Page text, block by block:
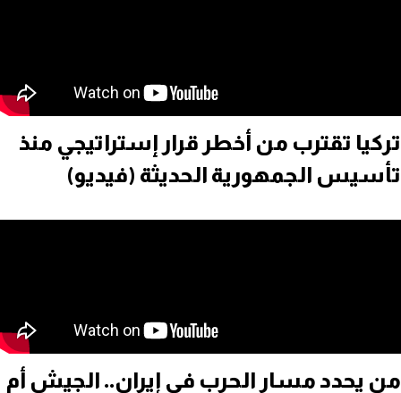
تركيا تقترب من أخطر قرار إستراتيجي منذ
تأسيس الجمهورية الحديثة (فيديو)
من يحدد مسار الحرب في إيران.. الجيش أم